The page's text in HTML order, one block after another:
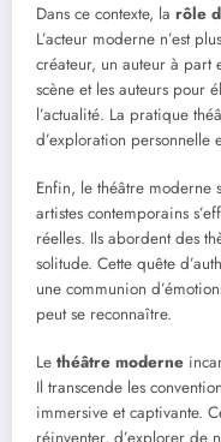
Dans ce contexte, la rôle
L’acteur moderne n’est
créateur, un auteur à part
scène et les auteurs pour
l’actualité. La pratique
d’exploration personnelle
Enfin, le théâtre moderne
artistes contemporains
réelles. Ils abordent des
solitude. Cette quête
une communion
peut se reconnaître.
Le théâtre moderne
Il transcende les
immersive et captivante.